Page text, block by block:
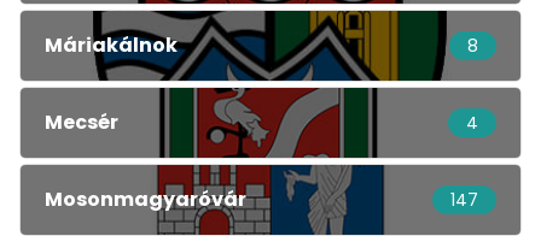
Máriakálnok 8
Mecsér 4
Mosonmagyaróvár 147